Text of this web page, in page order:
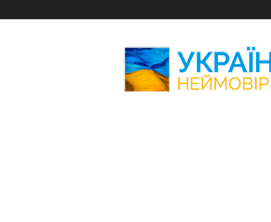
Неймовірна